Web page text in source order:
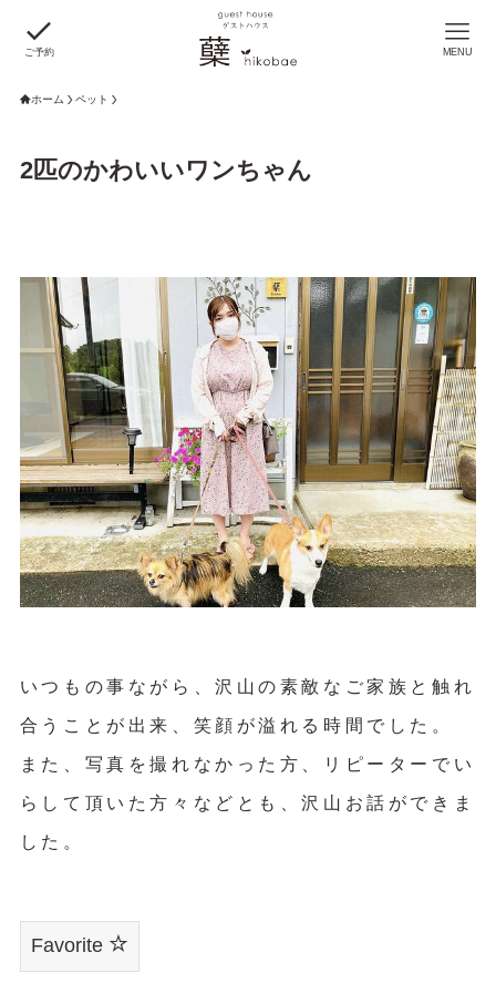
ご予約 MENU
ホーム ペット
2匹のかわいいワンちゃん
いつもの事ながら、沢山の素敵なご家族と触れ
合うことが出来、笑顔が溢れる時間でした。
また、写真を撮れなかった方、リピーターでい
らして頂いた方々などとも、沢山お話ができま
した。
Favorite